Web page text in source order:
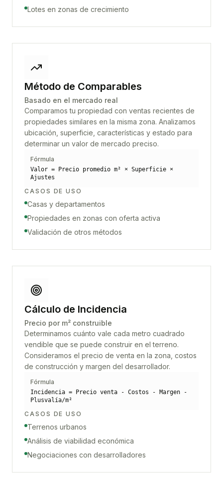
Lotes en zonas de crecimiento
Método de Comparables
Basado en el mercado real
Comparamos tu propiedad con ventas recientes de
propiedades similares en la misma zona. Analizamos
ubicación, superficie, características y estado para
determinar un valor de mercado preciso.
Fórmula
Valor = Precio promedio m² × Superficie ×
Ajustes
CASOS DE USO
Casas y departamentos
Propiedades en zonas con oferta activa
Validación de otros métodos
Cálculo de Incidencia
Precio por m² construible
Determinamos cuánto vale cada metro cuadrado
vendible que se puede construir en el terreno.
Consideramos el precio de venta en la zona, costos
de construcción y margen del desarrollador.
Fórmula
Incidencia = Precio venta - Costos - Margen -
Plusvalía/m²
CASOS DE USO
Terrenos urbanos
Análisis de viabilidad económica
Negociaciones con desarrolladores